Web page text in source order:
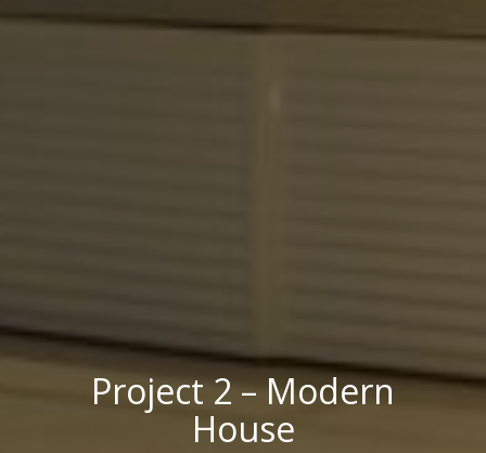
Project 2 – Modern
House